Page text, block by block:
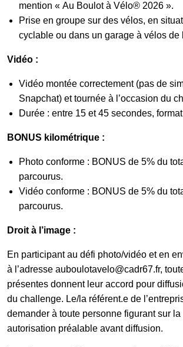
Contact
mention « Au Boulot à Vélo® 2026 ».
Prise en groupe sur des vélos, en
cyclable ou dans un garage à vélos de
Vidéo :
Vidéo montée correctement (pas de
Snapchat) et tournée à l’occasion du
Durée : entre 15 et 45 secondes,
BONUS kilométrique :
Photo conforme : BONUS de 5% du
parcourus.
Vidéo conforme : BONUS de 5% du
parcourus.
Droit à l’image :
En participant au défi photo/vidéo et en
à l’adresse auboulotavelo@cadr67.fr,
présentes donnent leur accord pour
du challenge. Le/la référent.e de
demander à toute personne figurant sur
autorisation préalable avant diffusion.